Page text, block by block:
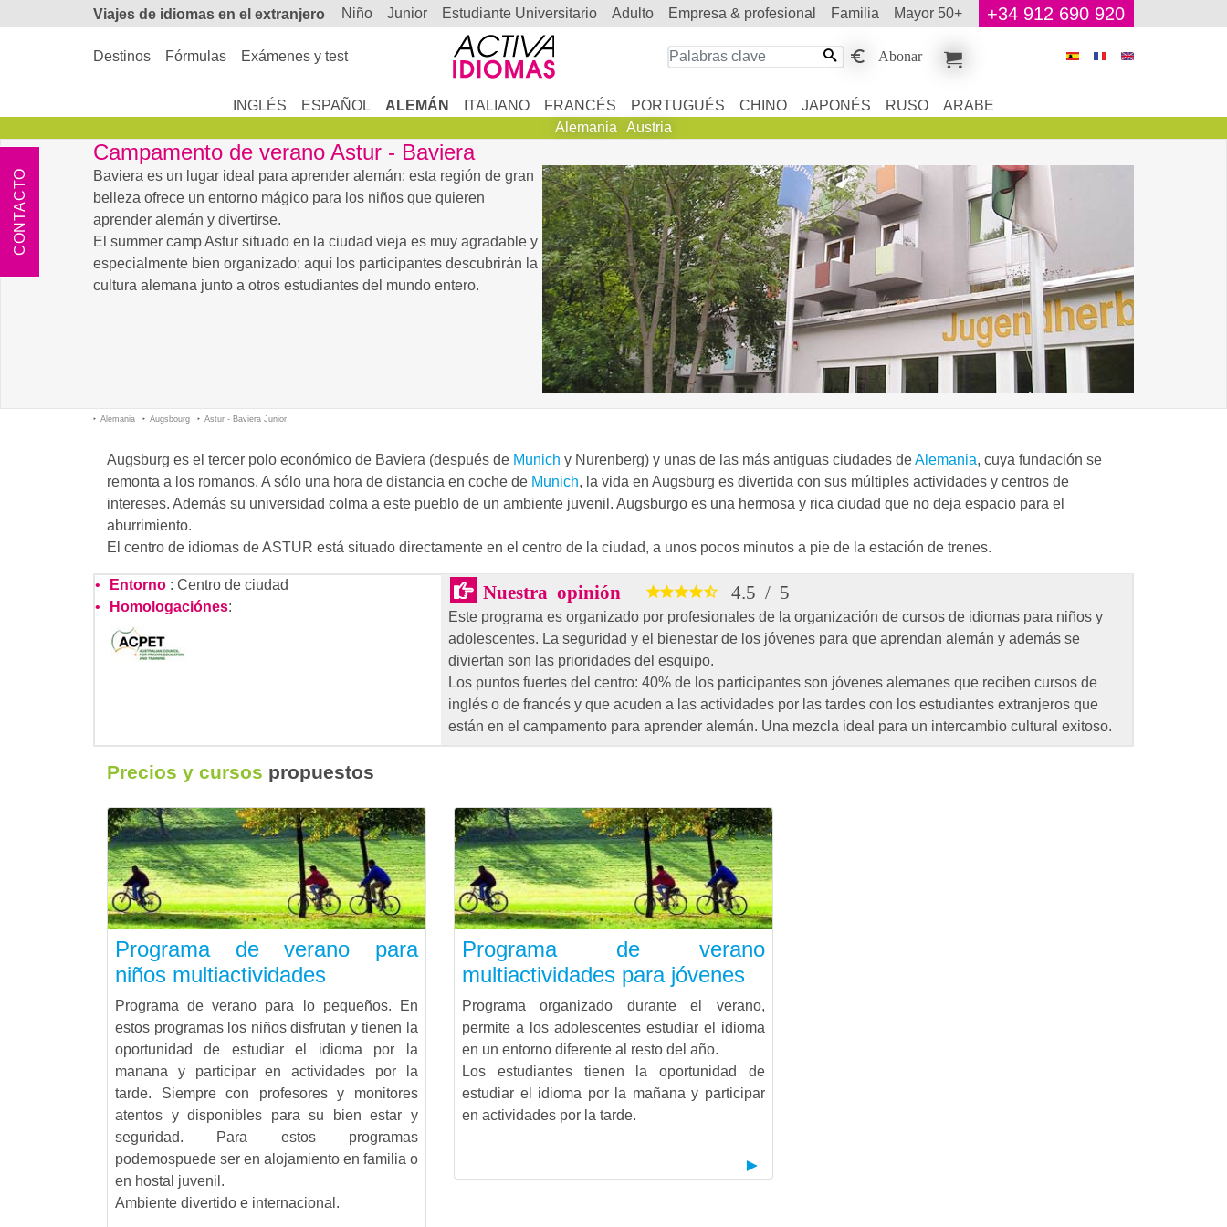
Viajes de idiomas en el extranjero niño junior estudiante Universitario adulto empresa & profesional familia mayor 50+ +34 912 690 920
Destinos Fórmulas Exámenes y test Abonar
INGLÉS ESPAÑOL ALEMÁN ITALIANO FRANCÉS PORTUGUÉS CHINO JAPONÉS RUSO
ARABE
Alemania
Austria
Campamento de verano Astur - Baviera
Baviera es un lugar ideal para aprender alemán: esta región de gran
belleza ofrece un entorno mágico para los niños que quieren
aprender alemán y divertirse.
El summer camp Astur situado en la ciudad vieja es muy agradable y
especialmente bien organizado: aquí los participantes descubrirán la
cultura alemana junto a otros estudiantes del mundo entero.
Alemania Augsbourg Astur - Baviera Junior
Augsburg es el tercer polo económico de Baviera (después de Munich y Nurenberg) y unas de las más antiguas ciudades deAlemania, cuya fundación se
remonta a los romanos. A sólo una hora de distancia en coche de Munich, la vida en Augsburg es divertida con sus múltiples actividades y centros de
intereses. Además su universidad colma a este pueblo de un ambiente juvenil. Augsburgo es una hermosa y rica ciudad que no deja espacio para el
aburrimiento.
El centro de idiomas de ASTUR está situado directamente en el centro de la ciudad, a unos pocos minutos a pie de la estación de trenes.
Entorno: Centro de ciudad
Homologaciónes:
Nuestra opinión 4.5 / 5
Este programa es organizado por profesionales de la organización de cursos de idiomas para niños y
adolescentes. La seguridad y el bienestar de los jóvenes para que aprendan alemán y además se
diviertan son las prioridades del esquipo.
Los puntos fuertes del centro: 40% de los participantes son jóvenes alemanes que reciben cursos de
inglés o de francés y que acuden a las actividades por las tardes con los estudiantes extranjeros que
están en el campamento para aprender alemán. Una mezcla ideal para un intercambio cultural exitoso.
Precios y cursos propuestos
Programa de verano para
niños multiactividades
Programa de verano para lo pequeños. En
estos programas los niños disfrutan y tienen la
oportunidad de estudiar el idioma por la
manana y participar en actividades por la
tarde. Siempre con profesores y monitores
atentos y disponibles para su bien estar y
seguridad. Para estos programas
podemospuede ser en alojamiento en familia o
en hostal juvenil.
Ambiente divertido e internacional.
Programa de verano
multiactividades para jóvenes
Programa organizado durante el verano,
permite a los adolescentes estudiar el idioma
en un entorno diferente al resto del año.
Los estudiantes tienen la oportunidad de
estudiar el idioma por la mañana y participar
en actividades por la tarde.
CONTACTO